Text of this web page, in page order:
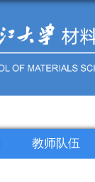
教师队伍